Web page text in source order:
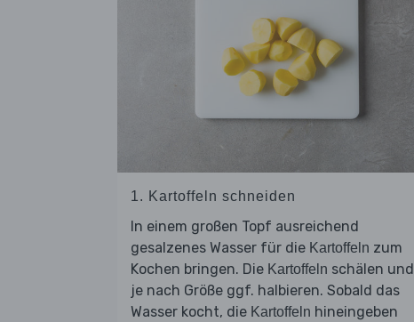
1. Kartoffeln schneiden
In einem großen Topf ausreichend
gesalzenes Wasser für die Kartoffeln zum
Kochen bringen. Die Kartoffeln schälen und
je nach Größe ggf. halbieren. Sobald das
Wasser kocht, die Kartoffeln hineingeben